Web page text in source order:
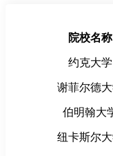
院校名称
约克大学
谢菲尔德
伯明翰大
纽卡斯尔